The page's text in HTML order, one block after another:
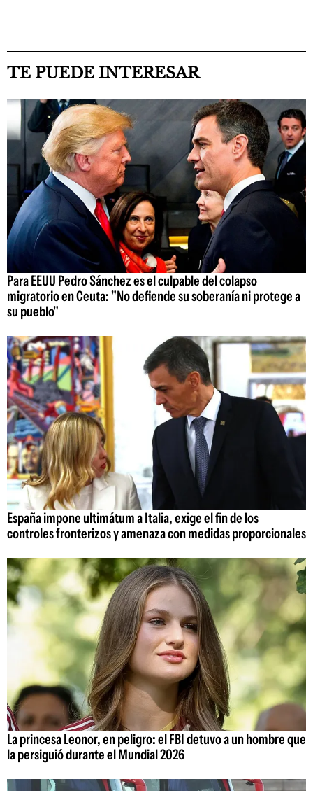
TE PUEDE INTERESAR
Para EEUU Pedro Sánchez es el culpable del colapso
migratorio en Ceuta: "No defiende su soberanía ni protege a
su pueblo"
España impone ultimátum a Italia, exige el fin de los
controles fronterizos y amenaza con medidas proporcionales
La princesa Leonor, en peligro: el FBI detuvo a un hombre que
la persiguió durante el Mundial 2026